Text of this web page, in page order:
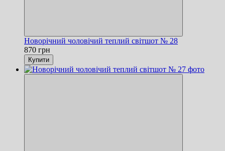
Новорічний чоловічий теплий світшот № 28
870 грн
Купити